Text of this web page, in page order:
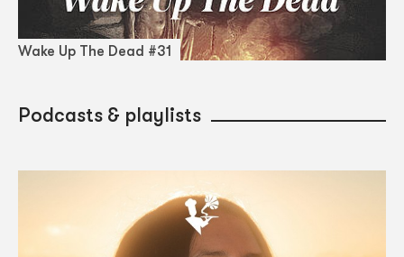
Wake Up The Dead #31
Podcasts & playlists